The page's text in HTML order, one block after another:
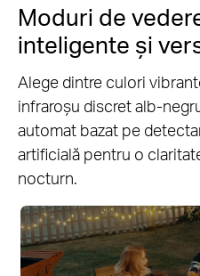
Moduri de
inteligente și
Alege dintre culori
infraroșu discret alb-
automat bazat pe
artificială pentru o
nocturn.